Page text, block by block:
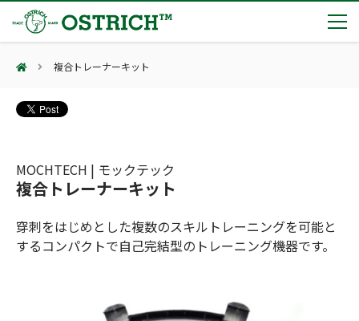
製品カテゴリー
輸血保冷庫
(Bear Avoidance)
防刃対策
(Cut Resistant)
止血・止血キット
(Massive Hemorrhage)
気道管理
夏季休業のお知らせ
第7回 地域×Tech東北 ご来場ありがとうございました！
ダマスカス製品カタログ（日本語版）
会社案内
会社案内
カタログ
複合トレーナーキット
MOCHTECH | モックテック
複合トレーナーキット
穿刺をはじめとした複数のスキルトレーニングを可能と
するコンパクトで自己完結型のトレーニング機器です。